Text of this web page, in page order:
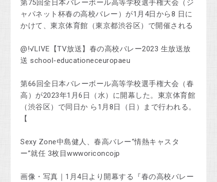
第75回全日本バレーボール高等学校選手権大会（ジ
ャパネット杯春の高校バレー）が1月4日から8 日に
かけて、東京体育館（東京都渋谷区）で開催される
@!√LIVE【TV放送】春の高校バレー2023 生放送放
送 school-educationeceuropaeu
第66回全日本バレーボール高等学校選手権大会（春
高）が2023年1月6日（水）に開幕した。東京体育館
（渋谷区）で同日か ら1月8日（日）まで行われる。
【
Sexy Zone中島健人、春高バレー“情熱キャスタ
ー”就任 3枚目wwworiconcojp
画像・写真｜1月4日より開幕する『春の高校バレー